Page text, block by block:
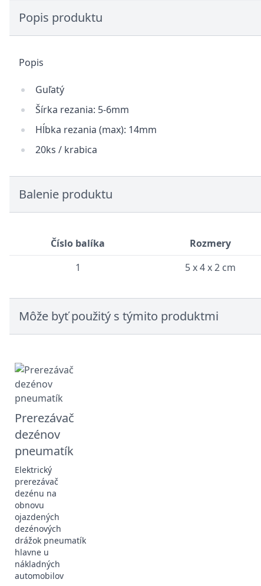
Popis produktu
Popis
Guľatý
Šírka rezania: 5-6mm
Hĺbka rezania (max): 14mm
20ks / krabica
Balenie produktu
Číslo balíka Rozmery
1
5 x 4 x 2 cm
Môže byť použitý s týmito produktmi
Prerezávač
dezénov
pneumatík
Elektrický
prerezávač
dezénu na
obnovu
ojazdených
dezénových
drážok pneumatík
hlavne u
nákladných
automobilov